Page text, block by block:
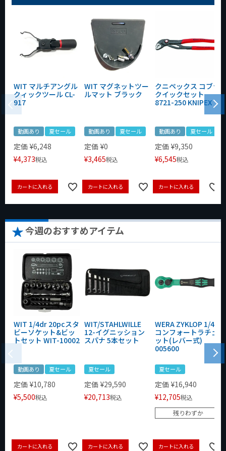
WIT マルチアングル
クィックツール CL-
917
動画あり 夏セール
定価 ¥6,248
¥4,373税込
カートに入れる
WIT マグネットツー
ルマット ブラック
動画あり 夏セール
定価 ¥0
¥3,465税込
カートに入れる
クニペックス コブラ
クイックセット
8721-250 KNIPEX
動画あり 夏セール
定価 ¥9,350
¥6,545税込
カートに入れる
今週のおすすめアイテム
WIT 1/4dr 20pcスタ
ビーソケット&ビッ
トセット WIT-10002
動画あり 夏セール
定価 ¥10,780
¥5,500税込
カートに入れる
WIT/STAHLWILLE
12-イグニッション
スパナ 5本セット
夏セール
定価 ¥29,590
¥20,713税込
カートに入れる
WERA ZYKLOP 1/4"
コンフォートラチェ
ット(レバー式)
005600
夏セール
定価 ¥16,940
¥12,705税込
残りわずか
カートに入れる